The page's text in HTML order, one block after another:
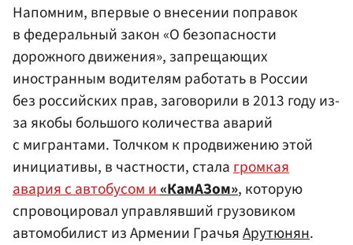
Напомним, впервые о внесении поправок
в федеральный закон «О безопасности
дорожного движения», запрещающих
иностранным водителям работать в России
без российских прав, заговорили в 2013 году из-
за якобы большого количества аварий
с мигрантами. Толчком к продвижению этой
инициативы, в частности, сталагромкая
авария с автобусом и«КамАЗом», которую
спровоцировал управлявший грузовиком
автомобилист из Армении ГрачьяАрутюнян.